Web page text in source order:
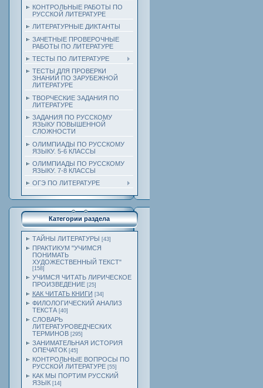
КОНТРОЛЬНЫЕ РАБОТЫ ПО
РУССКОЙ ЛИТЕРАТУРЕ
ЛИТЕРАТУРНЫЕ ДИКТАНТЫ
ЗАЧЕТНЫЕ ПРОВЕРОЧНЫЕ
РАБОТЫ ПО ЛИТЕРАТУРЕ
ТЕСТЫ ПО ЛИТЕРАТУРЕ
ТЕСТЫ ДЛЯ ПРОВЕРКИ
ЗНАНИЙ ПО ЗАРУБЕЖНОЙ
ЛИТЕРАТУРЕ
ТВОРЧЕСКИЕ ЗАДАНИЯ ПО
ЛИТЕРАТУРЕ
ЗАДАНИЯ ПО РУССКОМУ
ЯЗЫКУ ПОВЫШЕННОЙ
СЛОЖНОСТИ
ОЛИМПИАДЫ ПО РУССКОМУ
ЯЗЫКУ. 5-6 КЛАССЫ
ОЛИМПИАДЫ ПО РУССКОМУ
ЯЗЫКУ. 7-8 КЛАССЫ
ОГЭ ПО ЛИТЕРАТУРЕ
Категории раздела
ТАЙНЫ ЛИТЕРАТУРЫ [43]
ПРАКТИКУМ "УЧИМСЯ
ПОНИМАТЬ
ХУДОЖЕСТВЕННЫЙ ТЕКСТ"
[158]
УЧИМСЯ ЧИТАТЬ ЛИРИЧЕСКОЕ
ПРОИЗВЕДЕНИЕ [25]
КАК ЧИТАТЬ КНИГИ [34]
ФИЛОЛОГИЧЕСКИЙ АНАЛИЗ
ТЕКСТА [40]
СЛОВАРЬ
ЛИТЕРАТУРОВЕДЧЕСКИХ
ТЕРМИНОВ [295]
ЗАНИМАТЕЛЬНАЯ ИСТОРИЯ
ОПЕЧАТОК [45]
КОНТРОЛЬНЫЕ ВОПРОСЫ ПО
РУССКОЙ ЛИТЕРАТУРЕ [55]
КАК МЫ ПОРТИМ РУССКИЙ
ЯЗЫК [14]